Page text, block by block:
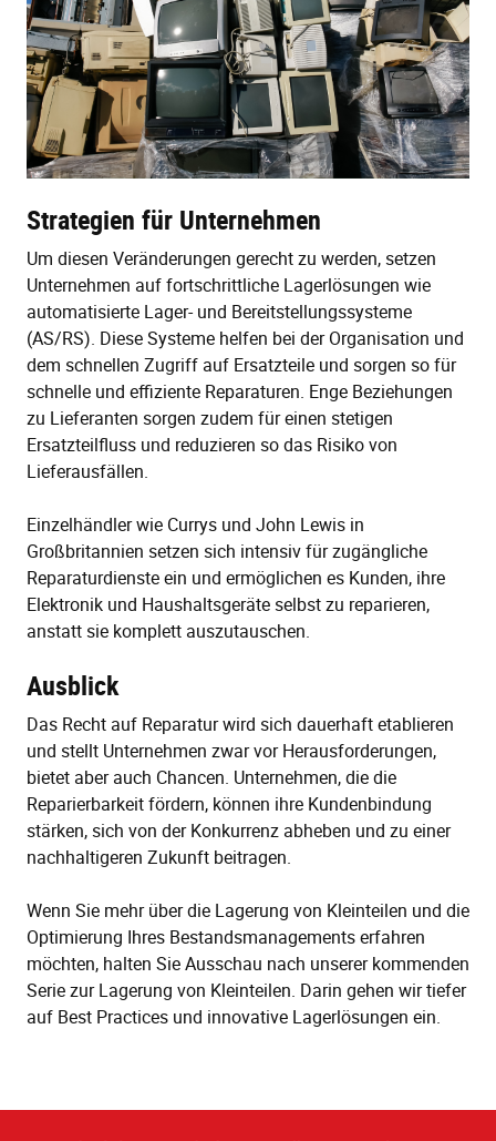
Strategien für Unternehmen
Um diesen Veränderungen gerecht zu werden, setzen
Unternehmen auf fortschrittliche Lagerlösungen wie
automatisierte Lager- und Bereitstellungssysteme
(AS/RS). Diese Systeme helfen bei der Organisation und
dem schnellen Zugriff auf Ersatzteile und sorgen so für
schnelle und effiziente Reparaturen. Enge Beziehungen
zu Lieferanten sorgen zudem für einen stetigen
Ersatzteilfluss und reduzieren so das Risiko von
Lieferausfällen.
Einzelhändler wie Currys und John Lewis in
Großbritannien setzen sich intensiv für zugängliche
Reparaturdienste ein und ermöglichen es Kunden, ihre
Elektronik und Haushaltsgeräte selbst zu reparieren,
anstatt sie komplett auszutauschen.
Ausblick
Das Recht auf Reparatur wird sich dauerhaft etablieren
und stellt Unternehmen zwar vor Herausforderungen,
bietet aber auch Chancen. Unternehmen, die die
Reparierbarkeit fördern, können ihre Kundenbindung
stärken, sich von der Konkurrenz abheben und zu einer
nachhaltigeren Zukunft beitragen.
Wenn Sie mehr über die Lagerung von Kleinteilen und die
Optimierung Ihres Bestandsmanagements erfahren
möchten, halten Sie Ausschau nach unserer kommenden
Serie zur Lagerung von Kleinteilen. Darin gehen wir tiefer
auf Best Practices und innovative Lagerlösungen ein.